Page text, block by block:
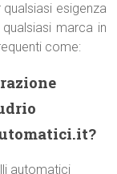
qualsiasi esigenza
marca in
come:
automatici